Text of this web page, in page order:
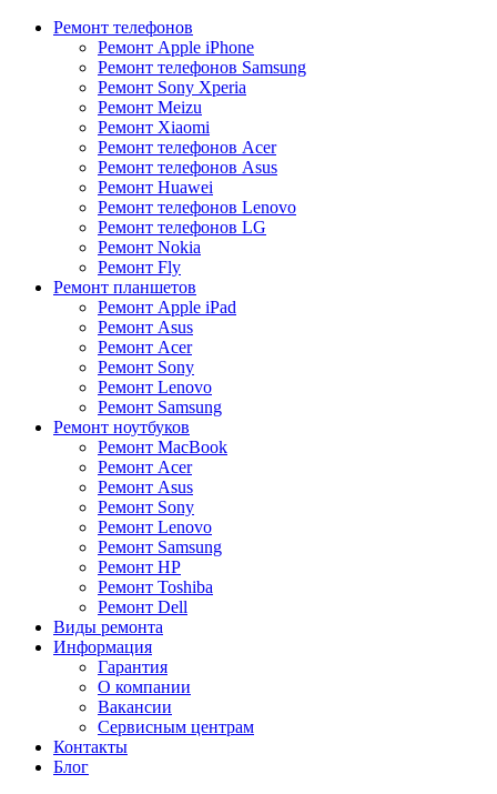
Ремонт телефонов
Ремонт Apple iPhone
Ремонт телефонов Samsung
Ремонт Sony Xperia
Ремонт Meizu
Ремонт Xiaomi
Ремонт телефонов Acer
Ремонт телефонов Asus
Ремонт Huawei
Ремонт телефонов Lenovo
Ремонт телефонов LG
Ремонт Nokia
Ремонт Fly
Ремонт планшетов
Ремонт Apple iPad
Ремонт Asus
Ремонт Acer
Ремонт Sony
Ремонт Lenovo
Ремонт Samsung
Ремонт ноутбуков
Ремонт MacBook
Ремонт Acer
Ремонт Asus
Ремонт Sony
Ремонт Lenovo
Ремонт Samsung
Ремонт HP
Ремонт Toshiba
Ремонт Dell
Виды ремонта
Информация
Гарантия
О компании
Вакансии
Сервисным центрам
Контакты
Блог